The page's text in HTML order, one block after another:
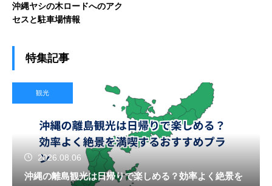
沖縄ヤシの木ロードへのアク
セスと駐車場情報
特集記事
観光
2026.08.06
沖縄の離島観光は日帰りで楽しめる？効率よく絶景を